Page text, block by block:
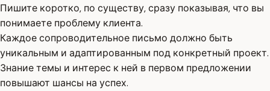
Пишите коротко, по существу, сразу показывая, что вы
понимаете проблему клиента.
Каждое сопроводительное письмо должно быть
уникальным и адаптированным под конкретный проект.
Знание темы и интерес к ней в первом предложении
повышают шансы на успех.